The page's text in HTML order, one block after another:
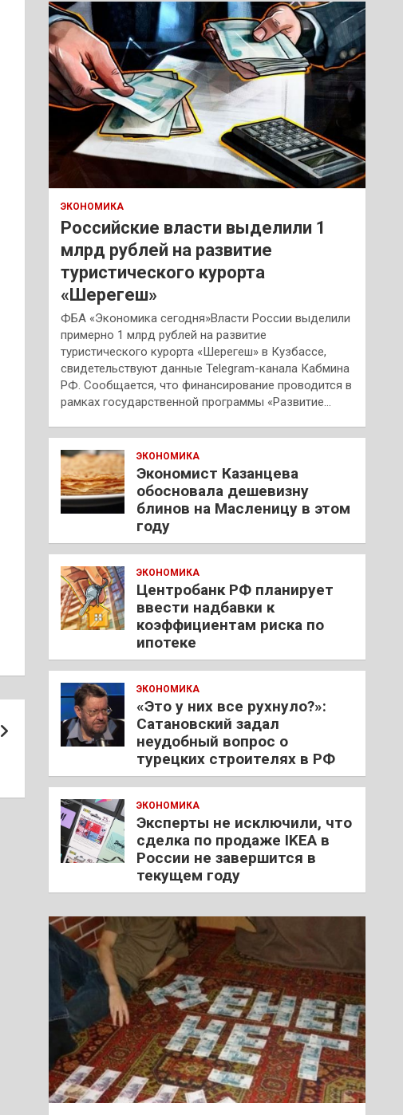
к
ЭКОНОМИКА
Российские власти выделили 1
млрд рублей на развитие
туристического курорта
«Шерегеш»
ФБА «Экономика сегодня»Власти России выделили
примерно 1 млрд рублей на развитие
туристического курорта «Шерегеш» в Кузбассе,
свидетельствуют данные Telegram-канала Кабмина
РФ. Сообщается, что финансирование проводится в
рамках государственной программы «Развитие…
ЭКОНОМИКА
Экономист Казанцева
обосновала дешевизну
блинов на Масленицу в этом
году
ЭКОНОМИКА
Центробанк РФ планирует
ввести надбавки к
коэффициентам риска по
ипотеке
ЭКОНОМИКА
«Это у них все рухнуло?»:
Сатановский задал
неудобный вопрос о
турецких строителях в РФ
ЭКОНОМИКА
Эксперты не исключили, что
сделка по продаже IKEA в
России не завершится в
текущем году